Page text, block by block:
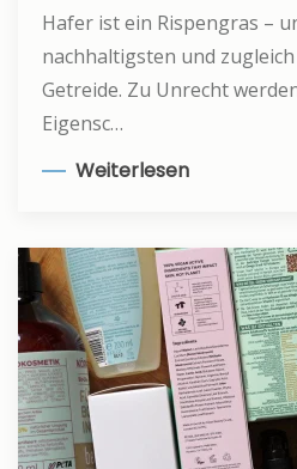
Hafer ist ein Rispengras –
nachhaltigsten und
Getreide. Zu Unrecht
Eigensc…
Weiterlesen